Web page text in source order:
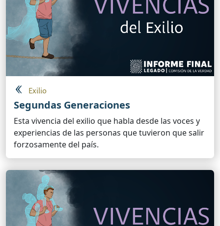
Exilio
Segundas Generaciones
Esta vivencia del exilio que habla desde las voces y
experiencias de las personas que tuvieron que salir
forzosamente del país.